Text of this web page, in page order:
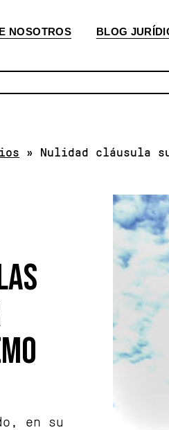
NOSOTROS BLOG
» Nulidad cláusula
en su